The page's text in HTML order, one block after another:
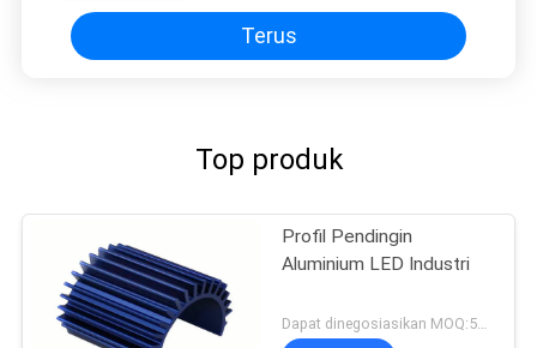
Terus
Top produk
Profil Pendingin
Aluminium LED Industri
Dapat dinegosiasikan MOQ:500KGS